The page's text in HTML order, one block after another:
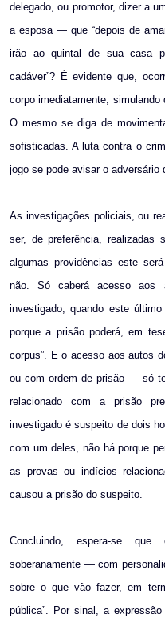
delegado, ou promotor, dizer a
a esposa — que “depois de
irão ao quintal de sua casa
cadáver”? É evidente que,
corpo imediatamente,
O mesmo se diga de
sofisticadas. A luta contra o
jogo se pode avisar o
As investigações policiais, ou
ser, de preferência, realizadas
algumas providências este
não. Só caberá acesso aos
investigado, quando este
porque a prisão poderá, em
corpus”. E o acesso aos autos
ou com ordem de prisão — só
relacionado com a prisão
investigado é suspeito de dois
com um deles, não há porque
as provas ou indícios
causou a prisão do suspeito.
Concluindo, espera-se que
soberanamente — com
sobre o que vão fazer, em
pública”. Por sinal, a